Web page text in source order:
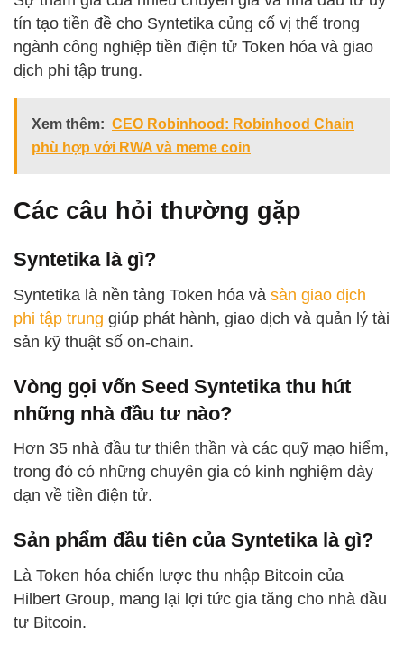
tín tạo tiền đề cho Syntetika củng cố vị thế trong
ngành công nghiệp tiền điện tử Token hóa và giao
dịch phi tập trung.
Xem thêm: CEO Robinhood: Robinhood Chain
phù hợp với RWA và meme coin
Các câu hỏi thường gặp
Syntetika là gì?
Syntetika là nền tảng Token hóa và sàn giao dịch
phi tập trung giúp phát hành, giao dịch và quản lý tài
sản kỹ thuật số on-chain.
Vòng gọi vốn Seed Syntetika thu hút
những nhà đầu tư nào?
Hơn 35 nhà đầu tư thiên thần và các quỹ mạo hiểm,
trong đó có những chuyên gia có kinh nghiệm dày
dạn về tiền điện tử.
Sản phẩm đầu tiên của Syntetika là gì?
Là Token hóa chiến lược thu nhập Bitcoin của
Hilbert Group, mang lại lợi tức gia tăng cho nhà đầu
tư Bitcoin.